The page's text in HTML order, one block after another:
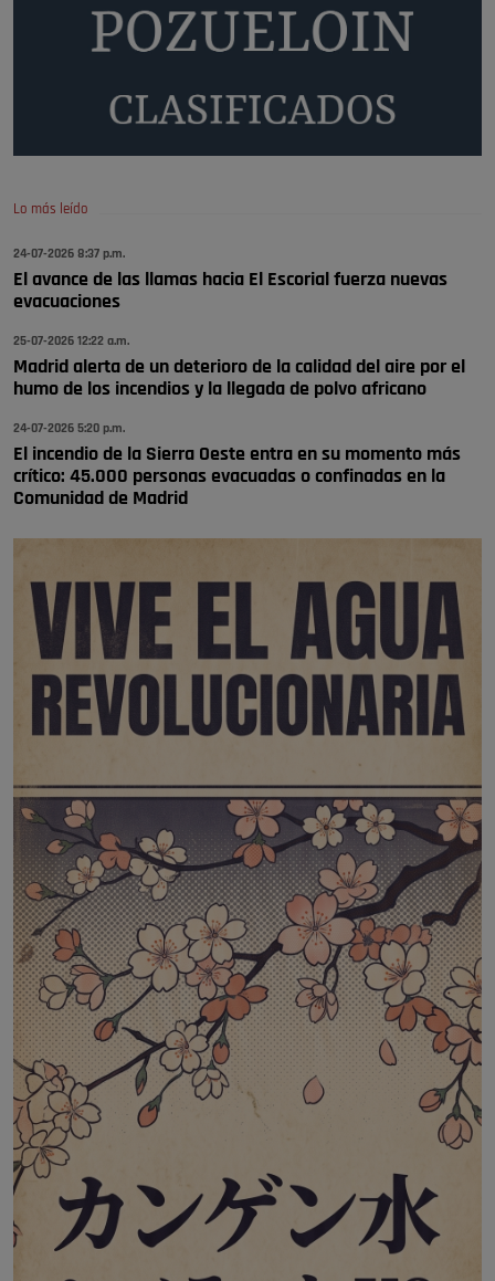
todos, no vamos a notar …
Pozuelo de Alarcón
A ver si llega alguno que de verdad le importe la seguridad de Pozuelo
Pozuelo de Alarcón
Pozuelo de Alarcón
🔴 EXCLUSIVA | El comisario de la …
Lo más leído
24-07-2026 8:37 p.m.
El avance de las llamas hacia El Escorial fuerza nuevas
evacuaciones
25-07-2026 12:22 a.m.
Madrid alerta de un deterioro de la calidad del aire por el
humo de los incendios y la llegada de polvo africano
24-07-2026 5:20 p.m.
El incendio de la Sierra Oeste entra en su momento más
crítico: 45.000 personas evacuadas o confinadas en la
Comunidad de Madrid